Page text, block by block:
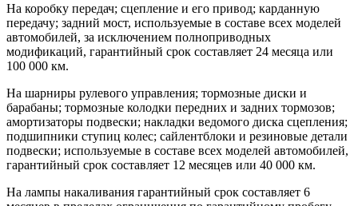
На коробку передач; сцепление и его привод; карданную
передачу; задний мост, используемые в составе всех моделей
автомобилей, за исключением полноприводных
модификаций, гарантийный срок составляет 24 месяца или
100 000 км.
На шарниры рулевого управления; тормозные диски и
барабаны; тормозные колодки передних и задних тормозов;
амортизаторы подвески; накладки ведомого диска сцепления;
подшипники ступиц колес; сайлентблоки и резиновые детали
подвески; используемые в составе всех моделей автомобилей,
гарантийный срок составляет 12 месяцев или 40 000 км.
На лампы накаливания гарантийный срок составляет 6